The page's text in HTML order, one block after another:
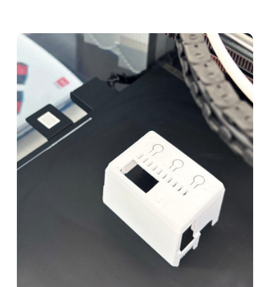
3D
печать
Мы оказываем услуги по
созданию прототипов корпусов
приборов методом 3D-печати.
Тестируйте дизайн, эргономику и
собираемость, получая готовые
детали за часы для ускорения